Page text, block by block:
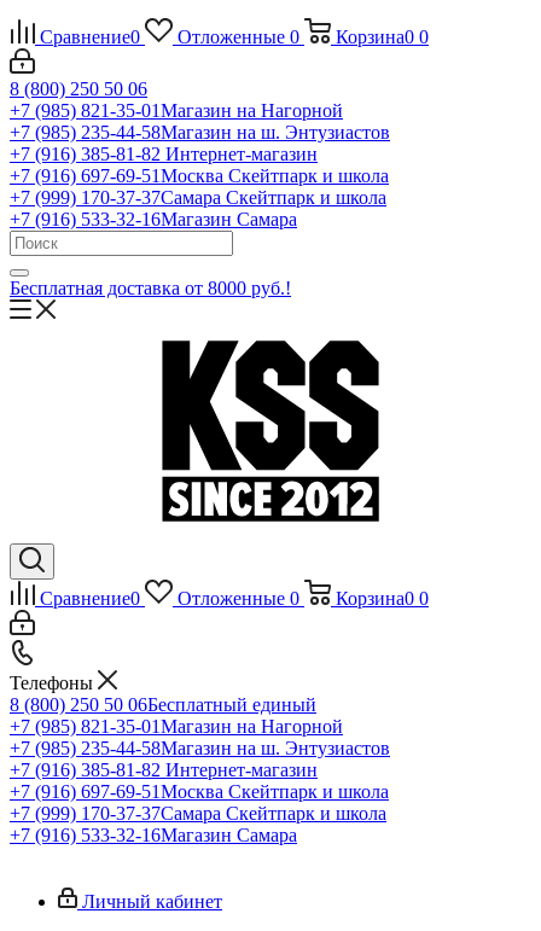
Сравнение0 Отложенные 0 Корзина0 0
8 (800) 250 50 06
+7 (985) 821-35-01Магазин на Нагорной
+7 (985) 235-44-58Магазин на ш. Энтузиастов
+7 (916) 385-81-82 Интернет-магазин
+7 (916) 697-69-51Москва Скейтпарк и школа
+7 (999) 170-37-37Самара Скейтпарк и школа
+7 (916) 533-32-16Магазин Самара
Бесплатная доставка от 8000 руб.!
Сравнение0 Отложенные 0 Корзина0 0
Телефоны
8 (800) 250 50 06Бесплатный единый
+7 (985) 821-35-01Магазин на Нагорной
+7 (985) 235-44-58Магазин на ш. Энтузиастов
+7 (916) 385-81-82 Интернет-магазин
+7 (916) 697-69-51Москва Скейтпарк и школа
+7 (999) 170-37-37Самара Скейтпарк и школа
+7 (916) 533-32-16Магазин Самара
Личный кабинет